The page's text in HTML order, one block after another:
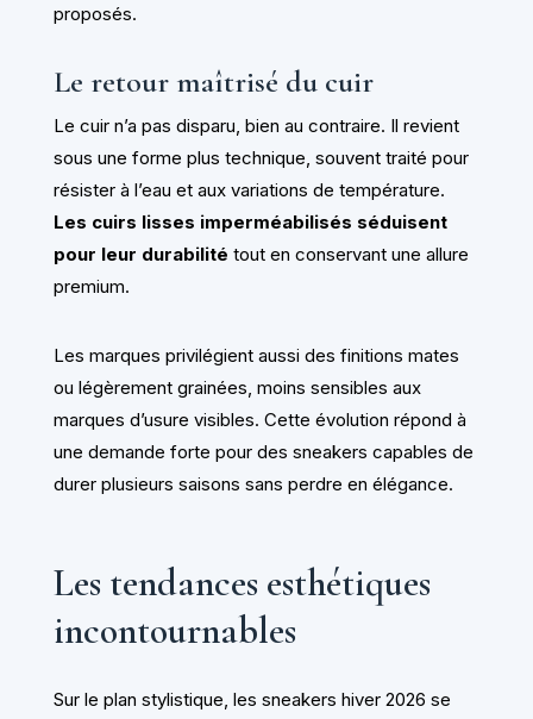
proposés.
Le retour maîtrisé du cuir
Le cuir n’a pas disparu, bien au contraire. Il revient
sous une forme plus technique, souvent traité pour
résister à l’eau et aux variations de température.
Les cuirs lisses imperméabilisés séduisent
pour leur durabilité tout en conservant une allure
premium.
Les marques privilégient aussi des finitions mates
ou légèrement grainées, moins sensibles aux
marques d’usure visibles. Cette évolution répond à
une demande forte pour des sneakers capables de
durer plusieurs saisons sans perdre en élégance.
Les tendances esthétiques
incontournables
Sur le plan stylistique, les sneakers hiver 2026 se